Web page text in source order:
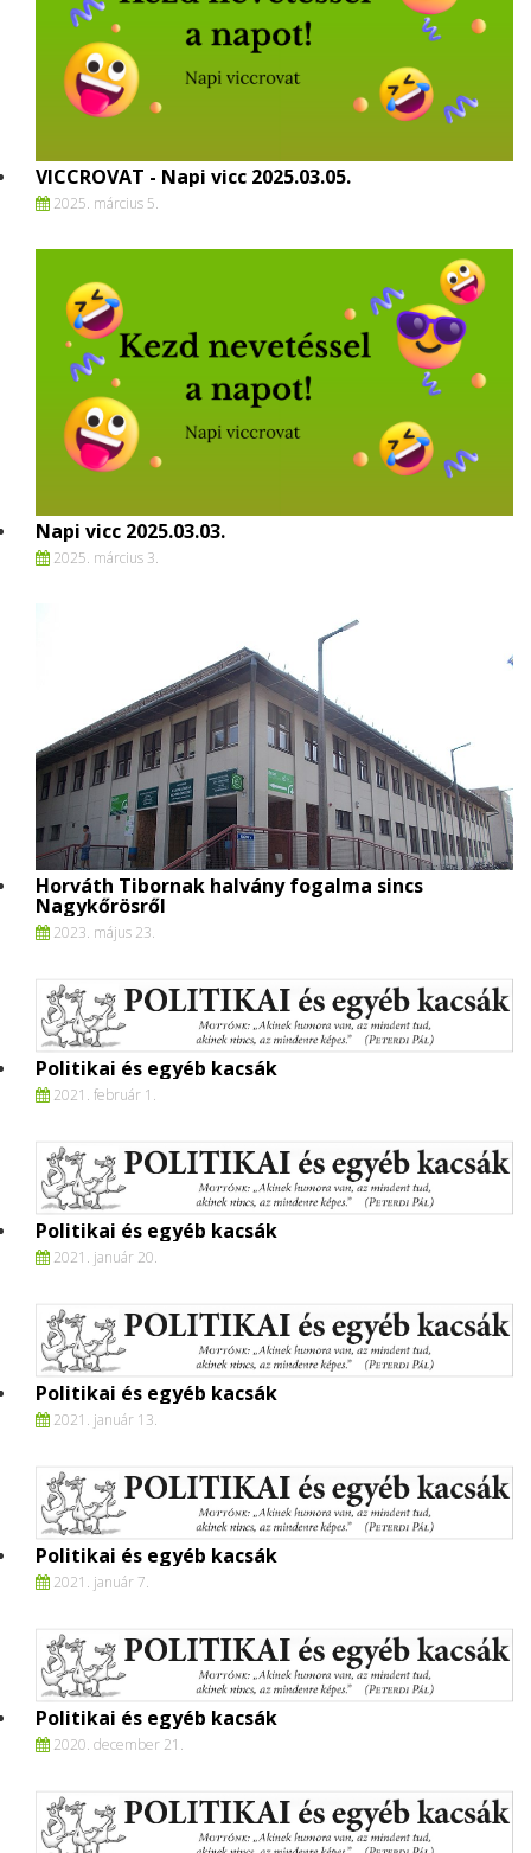
VICCROVAT - Napi vicc 2025.03.05.
2025. március 5.
Napi vicc 2025.03.03.
2025. március 3.
Horváth Tibornak halvány fogalma sincs
Nagykőrösről
2023. május 23.
Politikai és egyéb kacsák
2021. február 1.
Politikai és egyéb kacsák
2021. január 20.
Politikai és egyéb kacsák
2021. január 13.
Politikai és egyéb kacsák
2021. január 7.
Politikai és egyéb kacsák
2020. december 21.